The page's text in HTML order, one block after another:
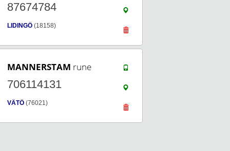
87674784
LIDINGÖ (18158)
MANNERSTAM rune
706114131
VÄTÖ (76021)